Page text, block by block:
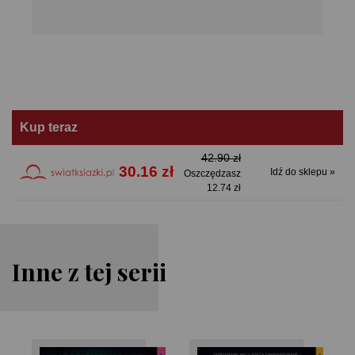
Kup teraz
30.16 zł
42.90 zł
Oszczędzasz
12.74 zł
Idź do sklepu »
Inne z tej serii